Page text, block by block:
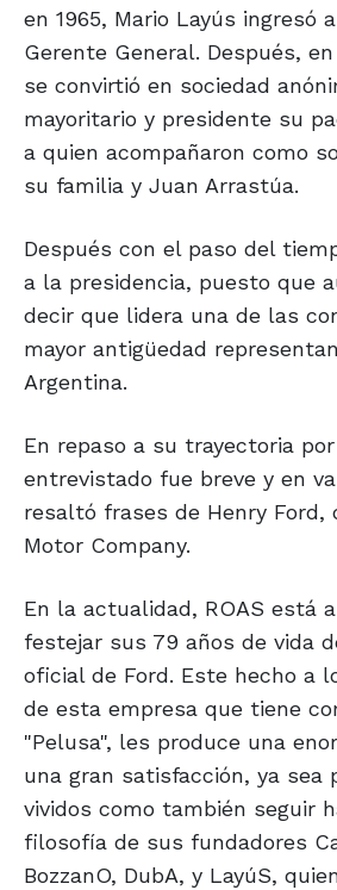
en 1965, Mario Layús ingresó
Gerente General. Después,
se convirtió en sociedad
mayoritario y presidente su
a quien acompañaron como
su familia y Juan Arrastúa.
Después con el paso del
a la presidencia, puesto que
decir que lidera una de las
mayor antigüedad
Argentina.
En repaso a su trayectoria
entrevistado fue breve y en
resaltó frases de Henry Ford,
Motor Company.
En la actualidad, ROAS está
festejar sus 79 años de vida
oficial de Ford. Este hecho a
de esta empresa que tiene
"Pelusa", les produce una
una gran satisfacción, ya sea
vividos como también seguir
filosofía de sus fundadores
BozzanO, DubA, y LayúS,